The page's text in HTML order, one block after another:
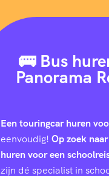
🚌 Bus
Panorama
Een touringcar huren
eenvoudig! Op zoek
huren voor een
zijn dé specialist in